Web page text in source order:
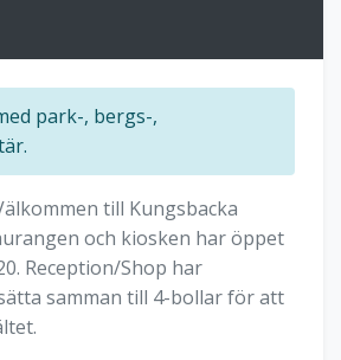
park-, bergs-,
till Kungsbacka
och kiosken har öppet
Reception/Shop har
samman till 4-bollar för att